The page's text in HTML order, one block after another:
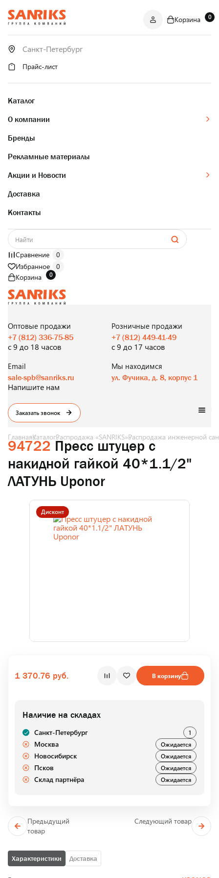
ОПТОМ
И В РОЗНИЦУ
Корзина 0
Прайс-лист
Каталог
О компании
Бренды
Рекламные материалы
Акции и Новости
Доставка
Контакты
Сравнение
0
Избранное
0
Корзина
0
И В РОЗНИЦУ
Оптовые продажи
+7 (812) 336-75-85
с 9 до 18 часов
Розничные продажи
+7 (812) 449-41-49
с 9 до 17 часов
Email
sale-spb@sanriks.ru
Напишите нам
Мы находимся
ул. Фучика, д. 8, корпус 1
Заказать звонок
ГлавнаяКаталогРаспродажа «SANRIKS»Распродажа инженерной
94722 Пресс штуцер с
накидной гайкой 40*1.1/2"
ЛАТУНЬ Uponor
Дисконт
Характеристики Доставка
1 370.76 руб. В корзину
Наличие на складах
Санкт-Петербург 1
Москва Ожидается
Новосибирск Ожидается
Псков Ожидается
Склад партнёра Ожидается
Предыдущий
товар
Следующий товар